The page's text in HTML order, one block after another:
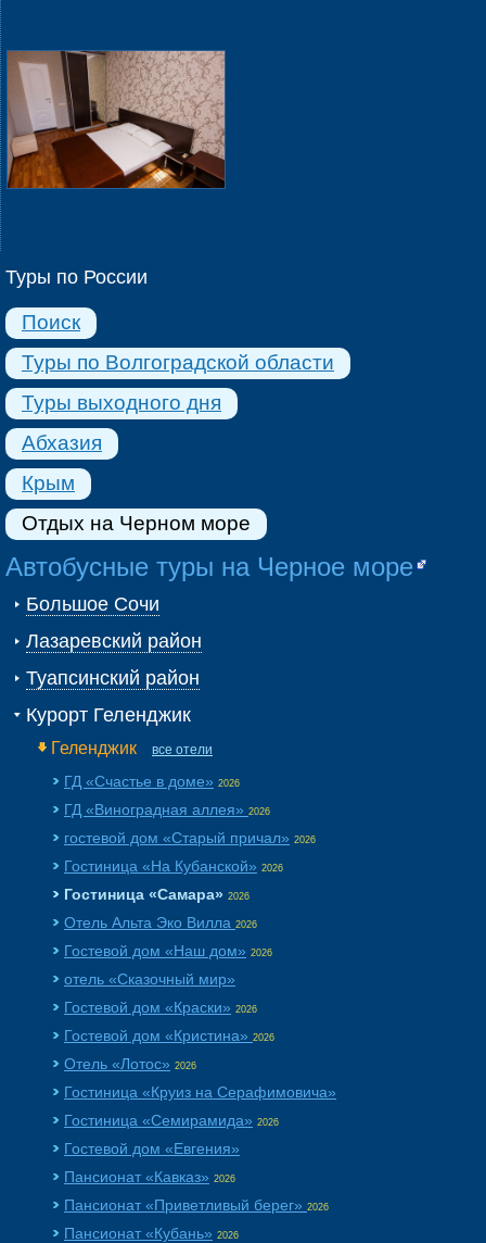
Туры по России
Поиск
Туры по Волгоградской области
Туры выходного дня
Абхазия
Крым
Отдых на Черном море
Автобусные туры на Черное море
Большое Сочи
Лазаревский район
Туапсинский район
Курорт Геленджик
Геленджик все отели
ГД «Счастье в доме» 2026
ГД «Виноградная аллея» 2026
гостевой дом «Cтарый причал» 2026
Гостиница «На Кубанской» 2026
Гостиница «Самара» 2026
Отель Альта Эко Вилла 2026
Гостевой дом «Наш дом» 2026
отель «Сказочный мир»
Гостевой дом «Краски» 2026
Гостевой дом «Кристина» 2026
Отель «Лотос» 2026
Гостиница «Круиз на Серафимовича»
Гостиница «Семирамида» 2026
Гостевой дом «Евгения»
Пансионат «Кавказ» 2026
Пансионат «Приветливый берег» 2026
Пансионат «Кубань» 2026